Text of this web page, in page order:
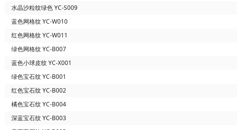
水晶沙粒纹绿色 YC-S009
蓝色网格纹 YC-W010
红色网格纹 YC-W011
绿色网格纹 YC-B007
蓝色小球皮纹 YC-X001
绿色宝石纹 YC-B001
红色宝石纹 YC-B002
橘色宝石纹 YC-B004
深蓝宝石纹 YC-B003